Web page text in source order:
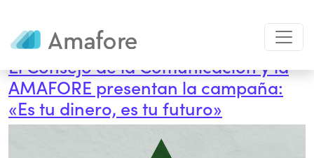
Categorías: Trámites
El Consejo de la Comunicación y la
AMAFORE presentan la campaña:
«Es tu dinero, es tu futuro»